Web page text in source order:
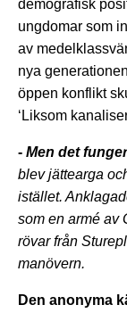
demografisk
ungdomar som
av
nya
öppen konflikt
‘Liksom
- Men det
blev jättearga
istället.
som en armé av
rövar från
manövern.
Den anonyma